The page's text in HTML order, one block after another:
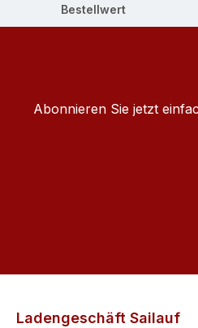
Bestellwert
Abonnieren Sie jetzt
Ladengeschäft Sailauf